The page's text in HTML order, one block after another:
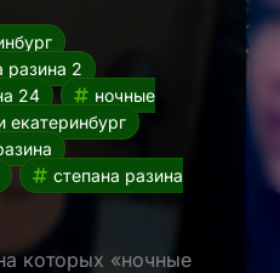
разина 2
24
ночные
екатеринбург
степана разина
которых «ночные